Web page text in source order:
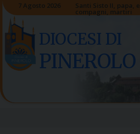
Skip
content DIOCESI DI
PINEROLO
7 Agosto 2026 Santi Sisto II, papa, e
compagni, martiri